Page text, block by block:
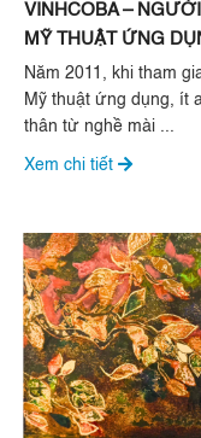
VINHCOBA –
MỸ THUẬT ỨNG
Năm 2011, khi tham
Mỹ thuật ứng dụng, ít
thân từ nghề mài ...
Xem chi tiết